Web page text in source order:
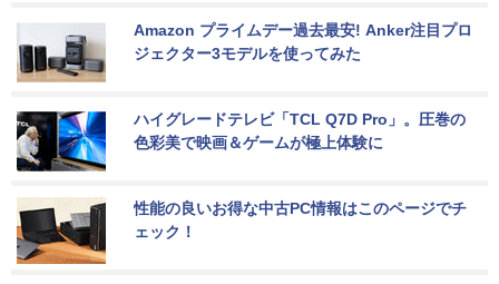
Amazon プライムデー過去最安! Anker注目プロ
ジェクター3モデルを使ってみた
ハイグレードテレビ「TCL Q7D Pro」。圧巻の
色彩美で映画＆ゲームが極上体験に
性能の良いお得な中古PC情報はこのページでチ
ェック！